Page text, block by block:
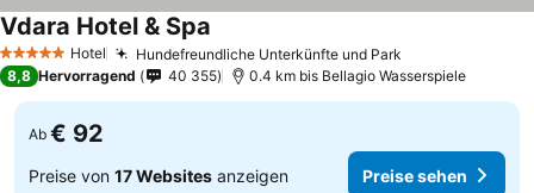
5 Sterne Hotel Hundefreundliche Unterkünfte und Park
Vdara Hotel & Spa
8,8 Hervorragend 40 355 0.4 km bis Bellagio Wasserspiele
Ab € 92
Preise von 17 Websites anzeigen Preise sehen